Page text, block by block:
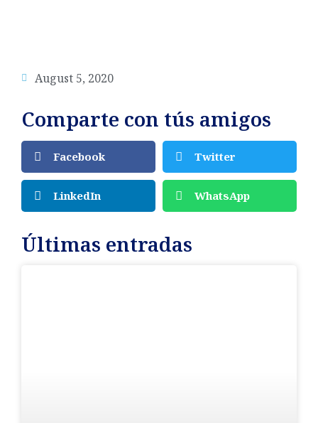
August 5, 2020
Comparte con tús amigos
Facebook Twitter
LinkedIn WhatsApp
Últimas entradas